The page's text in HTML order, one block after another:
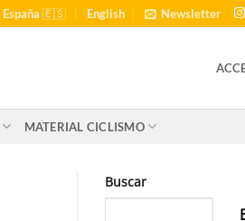
España 🇪🇸 English Newsletter
MATERIAL CICLISMO
Buscar